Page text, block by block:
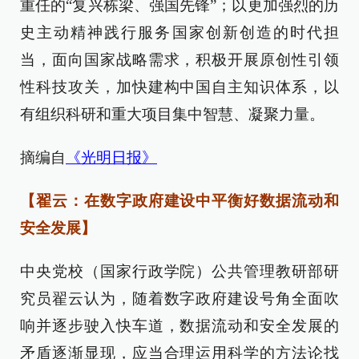
重任的“复兴栋梁、强国先锋”；以更加强烈的历
史主动精神践行服务国家创新创造的时代担
当，面向国家战略需求，积极开展原创性引领
性科技攻关，加快建构中国自主知识体系，以
有组织科研和重大项目集中智慧、凝聚力量。
摘编自 《光明日报》
【翟云：在数字政府建设中平衡好数据流动和
安全发展】
中央党校（国家行政学院）公共管理教研部研
究员翟云认为，随着数字政府建设号角全面吹
响并逐步驶入快车道，数据流动和安全发展的
矛盾逐渐显现，应当合理运用科学的方法论找